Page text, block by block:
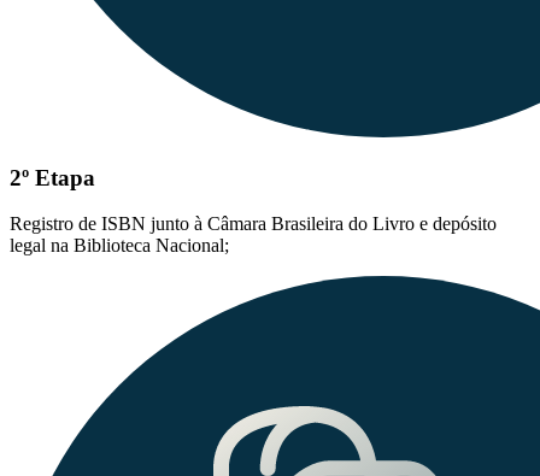
2º Etapa
Registro de ISBN junto à Câmara Brasileira do Livro e depósito
legal na Biblioteca Nacional;